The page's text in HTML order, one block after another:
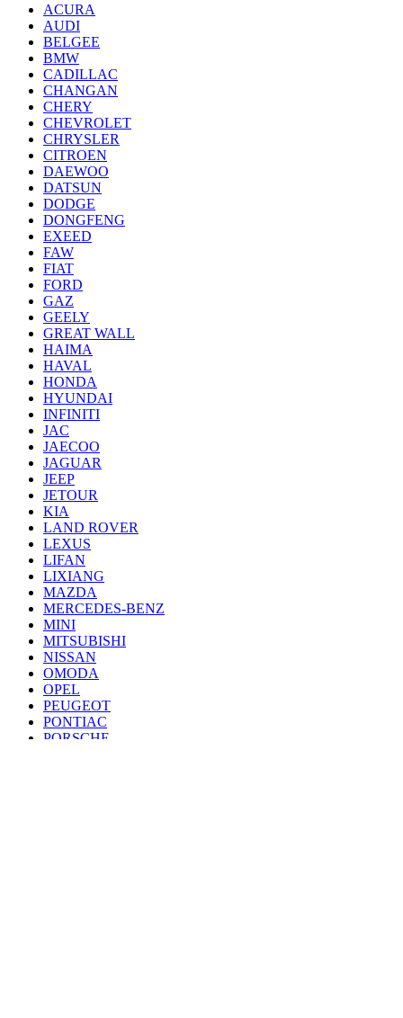
ACURA
AUDI
BELGEE
BMW
CADILLAC
CHANGAN
CHERY
CHEVROLET
CHRYSLER
CITROEN
DAEWOO
DATSUN
DODGE
DONGFENG
EXEED
FAW
FIAT
FORD
GAZ
GEELY
GREAT WALL
HAIMA
HAVAL
HONDA
HYUNDAI
INFINITI
JAC
JAECOO
JAGUAR
JEEP
JETOUR
KIA
LAND ROVER
LEXUS
LIFAN
LIXIANG
MAZDA
MERCEDES-BENZ
MINI
MITSUBISHI
NISSAN
OMODA
OPEL
PEUGEOT
PONTIAC
PORSCHE